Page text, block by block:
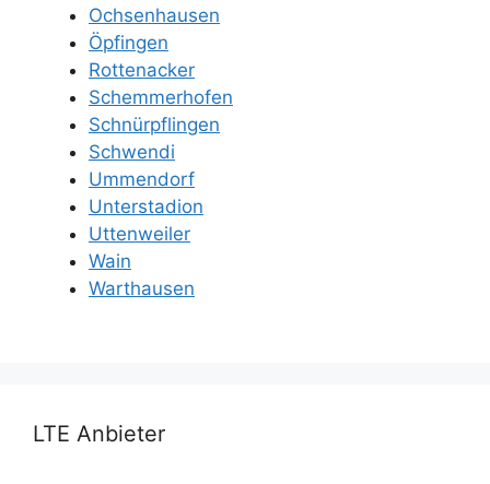
Ochsenhausen
Öpfingen
Rottenacker
Schemmerhofen
Schnürpflingen
Schwendi
Ummendorf
Unterstadion
Uttenweiler
Wain
Warthausen
LTE Anbieter